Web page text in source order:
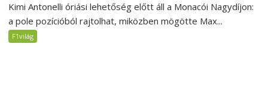
Kimi Antonelli óriási lehetőség előtt áll a Monacói Nagydíjon:
a pole pozícióból rajtolhat, miközben mögötte Max...
F1világ